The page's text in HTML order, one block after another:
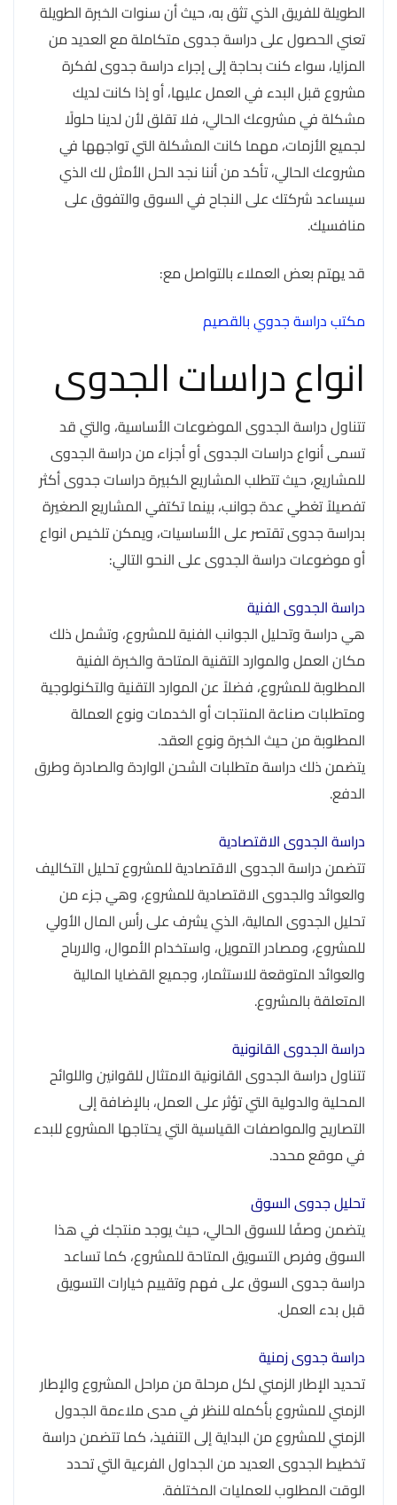
الطويلة للفريق الذي تثق به، حيث أن سنوات الخبرة الطويلة
تعني الحصول على دراسة جدوى متكاملة مع العديد من
المزايا، سواء كنت بحاجة إلى إجراء دراسة جدوى لفكرة
مشروع قبل البدء في العمل عليها، أو إذا كانت لديك
مشكلة في مشروعك الحالي، فلا تقلق لأن لدينا حلولًا
لجميع الأزمات، مهما كانت المشكلة التي تواجهها في
مشروعك الحالي، تأكد من أننا نجد الحل الأمثل لك الذي
سيساعد شركتك على النجاح في السوق والتفوق على
منافسيك.
قد يهتم بعض العملاء بالتواصل مع:
مكتب دراسة جدوي بالقصيم
انواع دراسات الجدوى
تتناول دراسة الجدوى الموضوعات الأساسية، والتي قد
تسمى أنواع دراسات الجدوى أو أجزاء من دراسة الجدوى
للمشاريع، حيث تتطلب المشاريع الكبيرة دراسات جدوى أكثر
تفصيلاً تغطي عدة جوانب، بينما تكتفي المشاريع الصغيرة
بدراسة جدوى تقتصر على الأساسيات، ويمكن تلخيص انواع
أو موضوعات دراسة الجدوى على النحو التالي:
دراسة الجدوى الفنية
هي دراسة وتحليل الجوانب الفنية للمشروع، وتشمل ذلك
مكان العمل والموارد التقنية المتاحة والخبرة الفنية
المطلوبة للمشروع، فضلاً عن الموارد التقنية والتكنولوجية
ومتطلبات صناعة المنتجات أو الخدمات ونوع العمالة
المطلوبة من حيث الخبرة ونوع العقد.
يتضمن ذلك دراسة متطلبات الشحن الواردة والصادرة وطرق
الدفع.
دراسة الجدوى الاقتصادية
تتضمن دراسة الجدوى الاقتصادية للمشروع تحليل التكاليف
والعوائد والجدوى الاقتصادية للمشروع، وهي جزء من
تحليل الجدوى المالية، الذي يشرف على رأس المال الأولي
للمشروع، ومصادر التمويل، واستخدام الأموال، والارباح
والعوائد المتوقعة للاستثمار، وجميع القضايا المالية
المتعلقة بالمشروع.
دراسة الجدوى القانونية
تتناول دراسة الجدوى القانونية الامتثال للقوانين واللوائح
المحلية والدولية التي تؤثر على العمل، بالإضافة إلى
التصاريح والمواصفات القياسية التي يحتاجها المشروع للبدء
في موقع محدد.
تحليل جدوى السوق
يتضمن وصفًا للسوق الحالي، حيث يوجد منتجك في هذا
السوق وفرص التسويق المتاحة للمشروع، كما تساعد
دراسة جدوى السوق على فهم وتقييم خيارات التسويق
قبل بدء العمل.
دراسة جدوى زمنية
تحديد الإطار الزمني لكل مرحلة من مراحل المشروع والإطار
الزمني للمشروع بأكمله للنظر في مدى ملاءمة الجدول
الزمني للمشروع من البداية إلى التنفيذ، كما تتضمن دراسة
تخطيط الجدوى العديد من الجداول الفرعية التي تحدد
الوقت المطلوب للعمليات المختلفة.